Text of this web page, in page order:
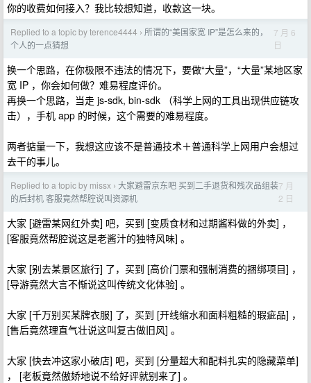
你的收费如何接入？我比较想知道，收款这一块。
Replied to a topic by terence4444 › 所谓的“美国家宽 IP”是怎么来的，
个人的一点猜想
7 月 6
日
换一个思路，在你极限不违法的情况下，要做“大量”，“大量”某地区家
宽 IP ，你会如何做？难易程度评价。
再换一个思路，当走 js-sdk, bin-sdk （科学上网的工具出现供应链攻
击），手机 app 的时候，这个需要的难易程度。
两者掂量一下，我想这应该不是普通技术＋普通科学上网用户会想过
去干的事儿。
Replied to a topic by missx › 大家避雷京东吧 买到二手退货和残次品组装
的后封机 客服竟然帮腔说叫资源机
7 月
2 日
大家 [避雷某网红外卖] 吧，买到 [变质食材和过期酱料做的外卖] ，
[客服竟然帮腔说这是老酱汁的独特风味] 。
大家 [别去某景区旅行] 了，买到 [高价门票和强制消费的捆绑项目] ，
[导游竟然大言不惭说这叫传统文化体验] 。
大家 [千万别买某牌衣服] 了，买到 [开线缩水和面料粗糙的瑕疵品] ，
[售后竟然理直气壮说这叫复古做旧风] 。
大家 [快去冲这家小破店] 吧，买到 [分量超大和配料扎实的隐藏菜单]
， [老板竟然傲娇地说不给好评就别来了] 。